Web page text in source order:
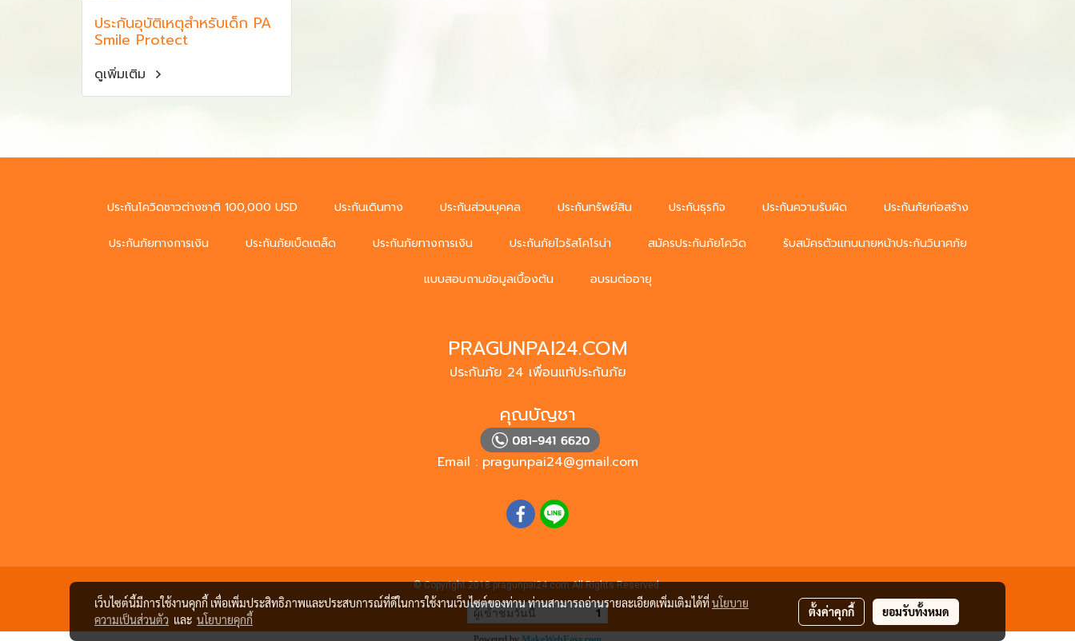
ประกันอุบัติเหตุสำหรับเด็ก PA
Smile Protect
ดูเพิ่มเติม
ประกันโควิดชาวต่างชาติ 100,000 USD ประกันเดินทาง ประกันส่วนบุคคล ประกันทรัพย์สิน ประกันธุรกิจ ประกันความรับผิด ประกันภัยก่อสร้าง
ประกันภัยทางการเงิน ประกันภัยเบ็ดเตล็ด ประกันภัยทางการเงิน ประกันภัยไวรัสโคโรน่า สมัครประกันภัยโควิด รับสมัครตัวแทนนายหน้าประกันวินาศภัย
แบบสอบถามข้อมูลเบื้องต้น อบรมต่ออายุ
PRAGUNPAI24.COM
ประกันภัย 24 เพื่อนแท้ประกันภัย
คุณบัญชา
Email : pragunpai24@gmail.com
© Copyright 2018 pragunpai24.com All Rights Reserved.
ผู้เข้าชมวันนี้ 1
เว็บไซต์นี้มีการใช้งานคุกกี้ เพื่อเพิ่มประสิทธิภาพและประสบการณ์ที่ดีในการใช้งานเว็บไซต์ของท่าน ท่านสามารถอ่านรายละเอียดเพิ่มเติมได้ที่นโยบาย
ความเป็นส่วนตัว และ นโยบายคุกกี้
ตั้งค่าคุกกี้ ยอมรับทั้งหมด